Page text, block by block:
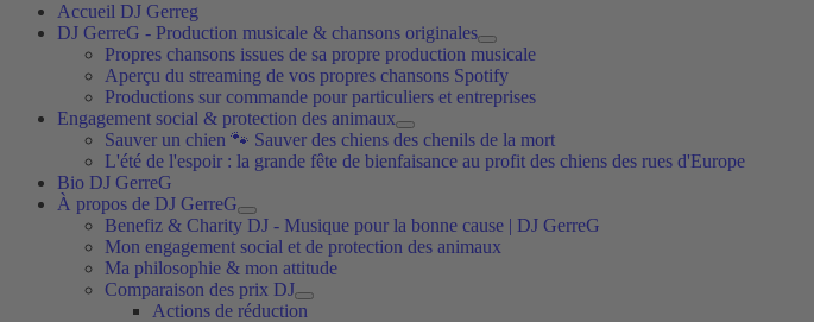
Accueil DJ Gerreg
DJ GerreG - Production musicale & chansons originales
Propres chansons issues de sa propre production musicale
Aperçu du streaming de vos propres chansons Spotify
Productions sur commande pour particuliers et entreprises
Engagement social & protection des animaux
Sauver un chien 🐾 Sauver des chiens des chenils de la mort
L'été de l'espoir : la grande fête de bienfaisance au profit des chiens des rues d'Europe
Bio DJ GerreG
À propos de DJ GerreG
Benefiz & Charity DJ - Musique pour la bonne cause | DJ GerreG
Mon engagement social et de protection des animaux
Ma philosophie & mon attitude
Comparaison des prix DJ
Actions de réduction